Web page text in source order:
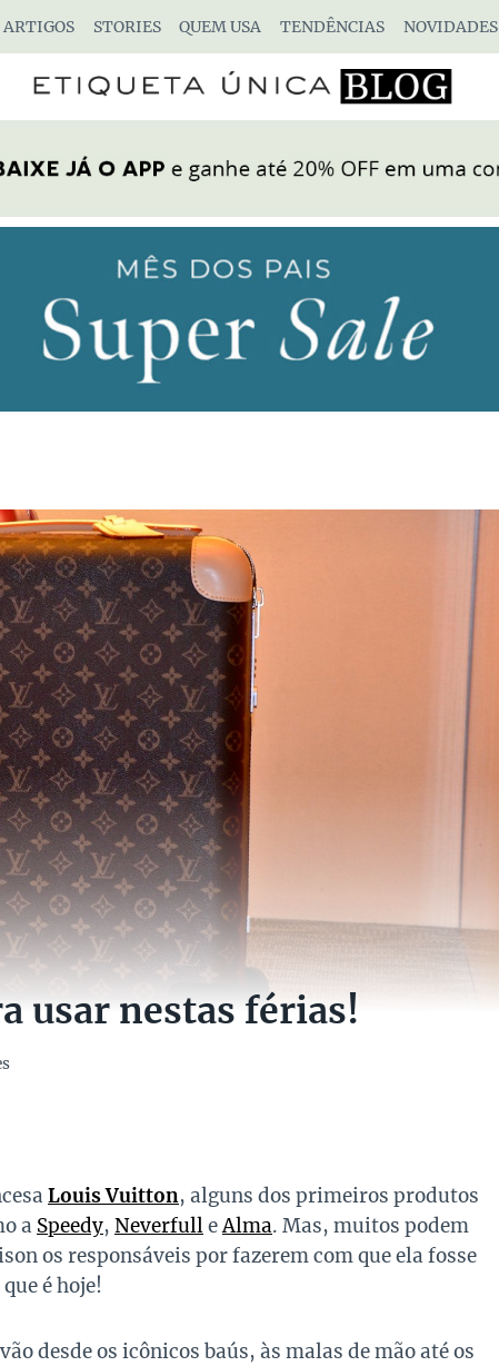
ARTIGOS STORIES QUEM USA TENDÊNCIAS NOVIDADES
usar nestas férias!
Louis Vuitton, alguns dos primeiros produtos
a Speedy, NeverfulleAlma. Mas, muitos podem
os responsáveis por fazerem com que ela fosse
é hoje!
desde os icônicos baús, às malas de mão até os